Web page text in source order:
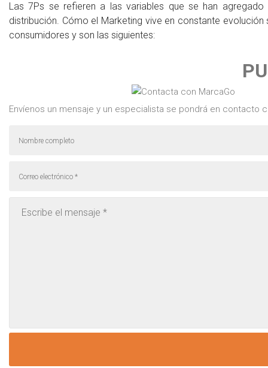
Las 7Ps se refieren a las variables que se han
distribución. Cómo el Marketing vive en constante
consumidores y son las siguientes:
Envíenos un mensaje y un especialista se pondrá en contacto